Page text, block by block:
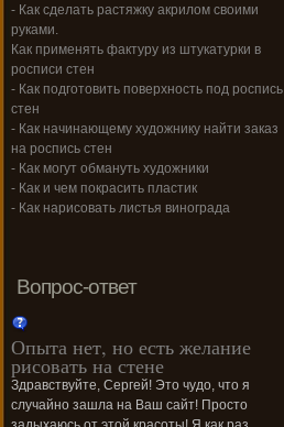
- Как сделать растяжку акрилом своими
руками.
Как применять фактуру из штукатурки в
росписи стен
- Как подготовить поверхность под роспись
стен
- Как начинающему художнику найти заказ
на роспись стен
- Как могут обмануть художники
- Как и чем покрасить пластик
- Как нарисовать листья винограда
Вопрос-ответ
Опыта нет, но есть желание
рисовать на стене
Здравствуйте, Сергей! Это чудо, что я
случайно зашла на Ваш сайт! Просто